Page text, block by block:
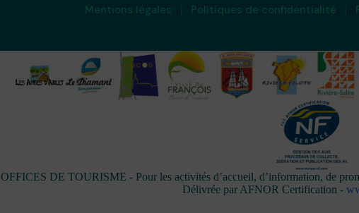
Mentions légales Politiques de confidentialité
OFFICES DE TOURISME - Pour les activités d’accueil, d’information, de
Délivrée par AFNOR Certification -